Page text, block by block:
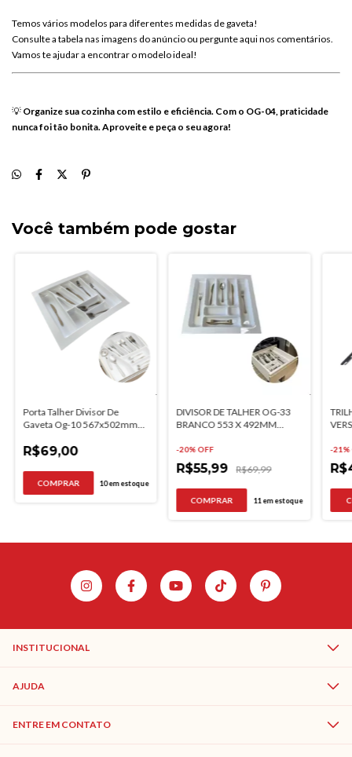
Temos vários modelos para diferentes medidas de gaveta!
Consultea tabela nas imagens doanúncio ou pergunteaquinos comentários.
Vamos teajudara encontrar omodeloideal!
💡 Organize sua cozinha com estilo e eficiência. Com o OG-04, praticidade
nuncafoitão bonita. Aproveite e peça o seuagora!
Você também pode gostar
Porta Talher Divisor De
Gaveta Og-10 567x502mm
R$69,00
10em estoque
DIVISOR DE TALHER OG-33
BRANCO 553 X 492MM
-20% OFF
R$55,99 R$69,99
11 em estoque
-21%
INSTITUCIONAL
AJUDA
ENTRE EM CONTATO